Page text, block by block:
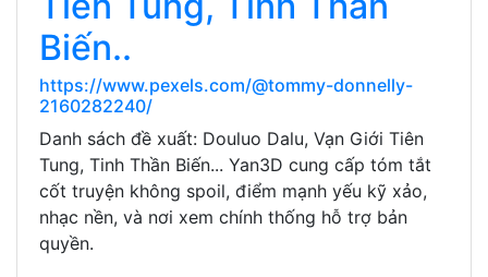
Biến..
https://www.pexels.com/@tommy-donnelly-
2160282240/
Danh sách đề xuất: Douluo Dalu, Vạn Giới Tiên
Tung, Tinh Thần Biến... Yan3D cung cấp tóm tắt
cốt truyện không spoil, điểm mạnh yếu kỹ xảo,
nhạc nền, và nơi xem chính thống hỗ trợ bản
quyền.